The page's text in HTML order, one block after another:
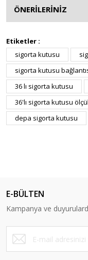
ÖNERİLERİNİZ
Etiketler :
sigorta kutusu
sigorta kutusu
36 lı sigorta kutusu
36'lı sigorta kutusu
depa sigorta kutusu
E-BÜLTEN
Kampanya ve